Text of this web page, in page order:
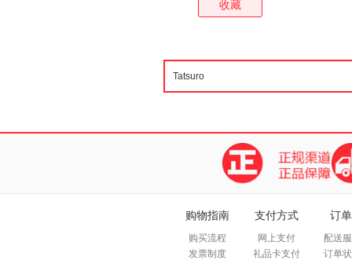
收藏
购物指南
购买流程
发票制度
支付方式
网上支付
礼品卡支付
订
配送
订单